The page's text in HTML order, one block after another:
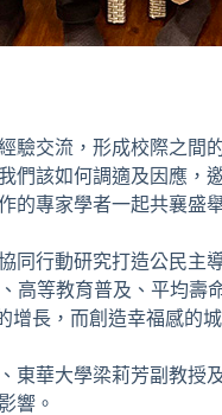
交流，形成校際之間
們該如何調適及因應
的專家學者一起共襄盛
同行動研究打造公民
高等教育普及、平均
增長，而創造幸福感的
東華大學梁莉芳副教
響。